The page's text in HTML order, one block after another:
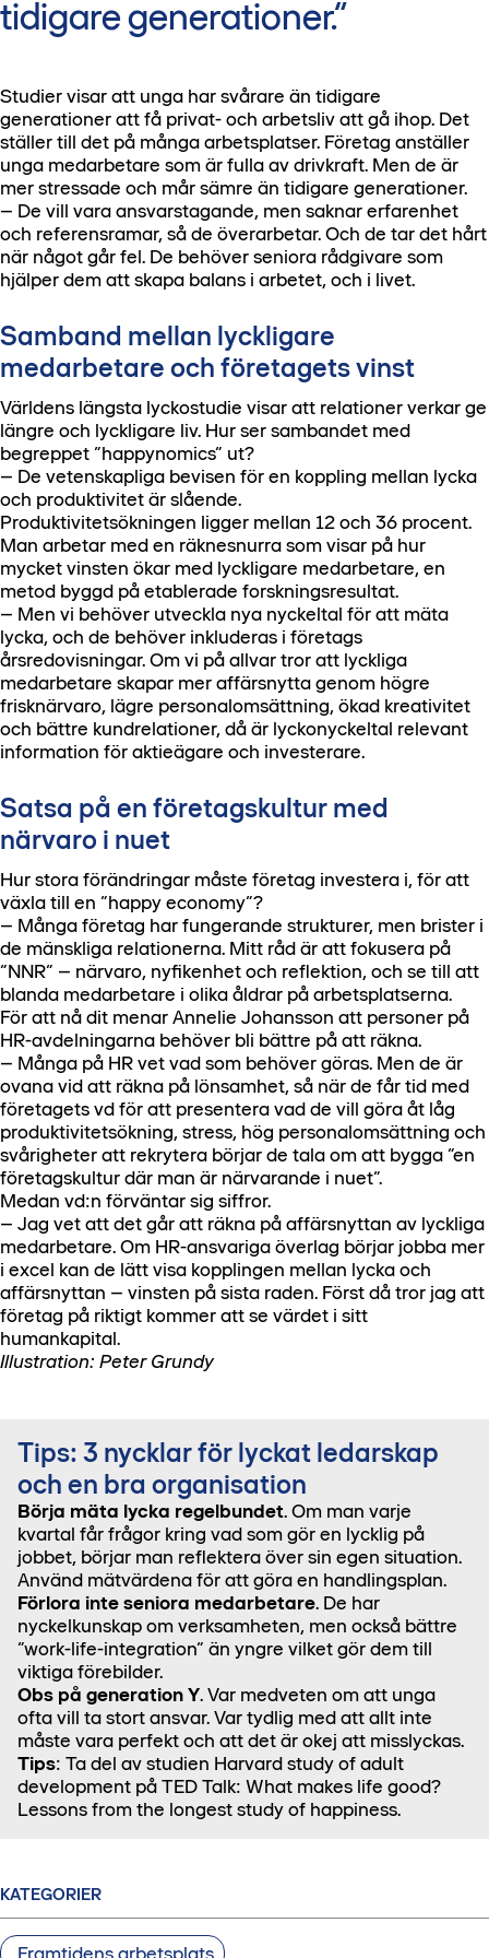
tidigare generationer.
Studier visar att unga har svårare än tidigare
generationer att få privat- och arbetsliv att gå ihop. Det
ställer till det på många arbetsplatser. Företag anställer
unga medarbetare som är fulla av drivkraft. Men de är
mer stressade och mår sämre än tidigare generationer.
– De vill vara ansvarstagande, men saknar erfarenhet
och referensramar, så de överarbetar. Och de tar det hårt
när något går fel. De behöver seniora rådgivare som
hjälper dem att skapa balans i arbetet, och i livet.
Samband mellan lyckligare
medarbetare och företagets vinst
Världens längsta lyckostudie visar att relationer verkar ge
längre och lyckligare liv. Hur ser sambandet med
begreppet ”happynomics” ut?
– De vetenskapliga bevisen för en koppling mellan lycka
och produktivitet är slående.
Produktivitetsökningen ligger mellan 12 och 36 procent.
Man arbetar med en räknesnurra som visar på hur
mycket vinsten ökar med lyckligare medarbetare, en
metod byggd på etablerade forskningsresultat.
– Men vi behöver utveckla nya nyckeltal för att mäta
lycka, och de behöver inkluderas i företags
årsredovisningar. Om vi på allvar tror att lyckliga
medarbetare skapar mer affärsnytta genom högre
frisknärvaro, lägre personalomsättning, ökad kreativitet
och bättre kundrelationer, då är lyckonyckeltal relevant
information för aktieägare och investerare.
Satsa på en företagskultur med
närvaro i nuet
Hur stora förändringar måste företag investera i, för att
växla till en ”happy economy”?
– Många företag har fungerande strukturer, men brister i
de mänskliga relationerna. Mitt råd är att fokusera på
”NNR” – närvaro, nyfikenhet och reflektion, och se till att
blanda medarbetare i olika åldrar på arbetsplatserna.
För att nå dit menar Annelie Johansson att personer på
HR-avdelningarna behöver bli bättre på att räkna.
– Många på HR vet vad som behöver göras. Men de är
ovana vid att räkna på lönsamhet, så när de får tid med
företagets vd för att presentera vad de vill göra åt låg
produktivitetsökning, stress, hög personalomsättning och
svårigheter att rekrytera börjar de tala om att bygga ”en
företagskultur där man är närvarande i nuet”.
Medan vd:n förväntar sig siffror.
– Jag vet att det går att räkna på affärsnyttan av lyckliga
medarbetare. Om HR-ansvariga överlag börjar jobba mer
i excel kan de lätt visa kopplingen mellan lycka och
affärsnyttan – vinsten på sista raden. Först då tror jag att
företag på riktigt kommer att se värdet i sitt
humankapital.
Illustration: Peter Grundy
Tips: 3 nycklar för lyckat ledarskap
och en bra organisation
Börja mäta lycka regelbundet. Om man varje
kvartal får frågor kring vad som gör en lycklig på
jobbet, börjar man reflektera över sin egen situation.
Använd mätvärdena för att göra en handlingsplan.
Förlora inte seniora medarbetare. De har
nyckelkunskap om verksamheten, men också bättre
”work-life-integration” än yngre vilket gör dem till
viktiga förebilder.
Obs på generation Y. Var medveten om att unga
ofta vill ta stort ansvar. Var tydlig med att allt inte
måste vara perfekt och att det är okej att misslyckas.
Tips: Ta del av studien Harvard study of adult
development på TED Talk: What makes life good?
Lessons from the longest study of happiness.
KATEGORIER